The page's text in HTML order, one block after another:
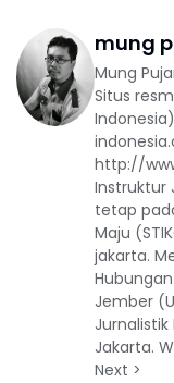
mung
Mung
Situs
http://
Instruktur
tetap
Maju
jakarta.
Jember
Jurnalistik
Jakarta.
Next >